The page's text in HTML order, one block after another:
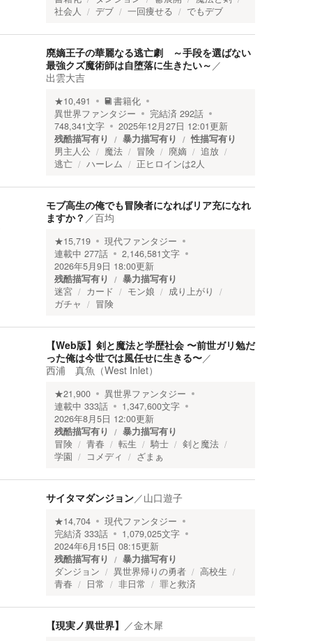
社会人
デブ 一回痩せる でもデブ
廃嫡王子の華麗なる逃亡劇 ～手段を選ばない
最強クズ魔術師は自堕落に生きたい～ ／
出雲大吉
★10,491
書籍化
異世界ファンタジー
完結済 292話
748,341文字 2025年12月27日 12:01更新
残酷描写有り
暴力描写有り
性描写有り
男主人公
魔法 冒険 廃嫡
追放
逃亡
ハーレム 正ヒロインは2人
モブ高生の俺でも冒険者になればリア充になれ
ますか？ ／百均
★15,719
現代ファンタジー
連載中 277話 2,146,581文字
2026年5月9日 18:00更新
残酷描写有り
暴力描写有り
迷宮
カード モン娘
成り上がり
ガチャ
冒険
【Web版】剣と魔法と学歴社会 〜前世ガリ勉だ
った俺は今世では風任せに生きる〜／
西浦 真魚（West Inlet）
★21,900
異世界ファンタジー
連載中 333話 1,347,600文字
2026年8月5日 12:00更新
残酷描写有り
暴力描写有り
冒険
青春 転生 騎士
剣と魔法
学園
コメディ ざまぁ
サイタマダンジョン／山口遊子
★14,704
現代ファンタジー
完結済 333話 1,079,025文字
2024年6月15日 08:15更新
残酷描写有り
暴力描写有り
ダンジョン
異世界帰りの勇者
高校生
青春
日常 非日常 罪と救済
【現実ノ異世界】 ／金木犀